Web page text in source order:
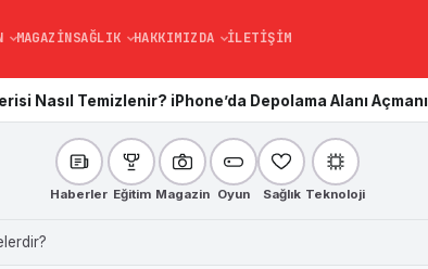
MAGAZINSAĞLIK HAKKIMIZDA İLETIŞIM
iPhone’da Depolama Alanı Açmanın En Kolay Yolu
Haberler Eğitim Magazin Oyun Sağlık Teknoloji